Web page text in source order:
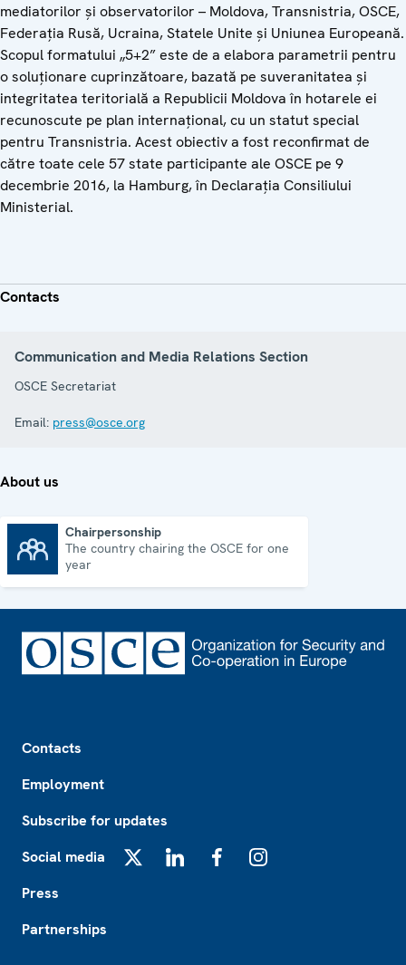
mediatorilor și observatorilor – Moldova, Transnistria, OSCE,
Federația Rusă, Ucraina, Statele Unite și Uniunea Europeană.
Scopul formatului „5+2” este de a elabora parametrii pentru
o soluționare cuprinzătoare, bazată pe suveranitatea și
integritatea teritorială a Republicii Moldova în hotarele ei
recunoscute pe plan internațional, cu un statut special
pentru Transnistria. Acest obiectiv a fost reconfirmat de
către toate cele 57 state participante ale OSCE pe 9
decembrie 2016, la Hamburg, în Declarația Consiliului
Ministerial.
Contacts
Communication and Media Relations Section
OSCE Secretariat
Email: press@osce.org
About us
Chairpersonship
The country chairing the OSCE for one
year
Contacts
Employment
Subscribe for updates
Social media
Press
Partnerships